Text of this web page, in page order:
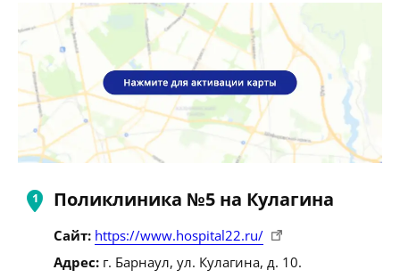
Поликлиника №5 на Кулагина
Сайт: https://www.hospital22.ru/
Адрес: г. Барнаул, ул. Кулагина, д. 10.